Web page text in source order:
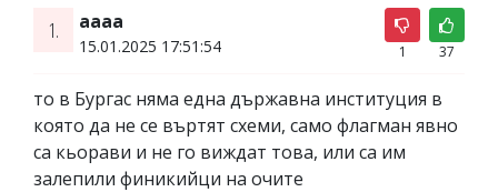
1. aaaa
15.01.2025 17:51:54 1 37
то в Бургас няма една държавна институция в
която да не се въртят схеми, само флагман явно
са кьорави и не го виждат това, или са им
залепили финикийци на очите